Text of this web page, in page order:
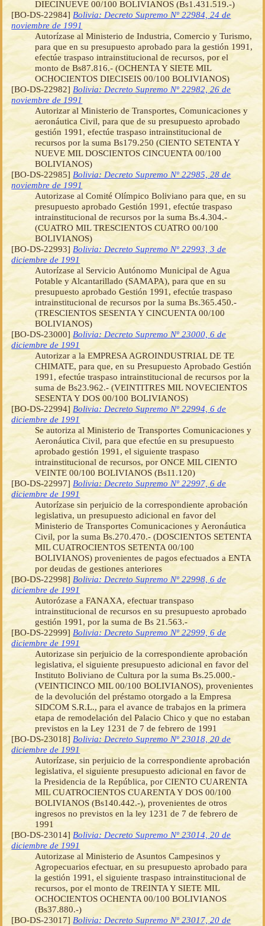
DIECINUEVE 00/100 BOLIVIANOS (Bs1.431.519.-)
[BO-DS-22984] Bolivia: Decreto Supremo Nº 22984, 24 de
noviembre de 1991
Autorízase al Ministerio de Industria, Comercio y Turismo,
para que en su presupuesto aprobado para la gestión 1991,
efectúe traspaso intrainstitucional de recursos, por el
monto de Bs87.816.- (OCHENTA Y SIETE MIL
OCHOCIENTOS DIECISEIS 00/100 BOLIVIANOS)
[BO-DS-22982] Bolivia: Decreto Supremo Nº 22982, 26 de
noviembre de 1991
Autorizar al Ministerio de Transportes, Comunicaciones y
aeronáutica Civil, para que de su presupuesto aprobado
gestión 1991, efectúe traspaso intrainstitucional de
recursos por la suma Bs179.250 (CIENTO SETENTA Y
NUEVE MIL DOSCIENTOS CINCUENTA 00/100
BOLIVIANOS)
[BO-DS-22985] Bolivia: Decreto Supremo Nº 22985, 28 de
noviembre de 1991
Autorizase al Comité Olímpico Boliviano para que, en su
presupuesto aprobado Gestión 1991, efectúe traspaso
intrainstitucional de recursos por la suma Bs.4.304.-
(CUATRO MIL TRESCIENTOS CUATRO 00/100
BOLIVIANOS)
[BO-DS-22993] Bolivia: Decreto Supremo Nº 22993, 3 de
diciembre de 1991
Autorízase al Servicio Autónomo Municipal de Agua
Potable y Alcantarillado (SAMAPA), para que en su
presupuesto aprobado Gestión 1991, efectúe traspaso
intrainstitucional de recursos por la suma Bs.365.450.-
(TRESCIENTOS SESENTA Y CINCUENTA 00/100
BOLIVIANOS)
[BO-DS-23000]Bolivia: Decreto Supremo Nº 23000, 6 de
diciembre de 1991
Autorizar a la EMPRESA AGROINDUSTRIAL DE TE
CHIMATE, para que, en su Presupuesto Aprobado Gestión
1991, efectúe traspaso intrainstitucional de recursos por la
suma de Bs23.962.- (VEINTITRES MIL NOVECIENTOS
SESENTA Y DOS 00/100 BOLIVIANOS)
[BO-DS-22994] Bolivia: Decreto Supremo Nº 22994, 6 de
diciembre de 1991
Se autoriza al Ministerio de Transportes Comunicaciones y
Aeronáutica Civil, para que efectúe en su presupuesto
aprobado gestión 1991, el siguiente traspaso
intrainstitucional de recursos, por ONCE MIL CIENTO
VEINTE 00/100 BOLIVIANOS (Bs11.120)
[BO-DS-22997] Bolivia: Decreto Supremo Nº 22997, 6 de
diciembre de 1991
Autorízase sin perjuicio de la correspondiente aprobación
legislativa, un presupuesto adicional en favor del
Ministerio de Transportes Comunicaciones y Aeronáutica
Civil, por la suma Bs.270.470.- (DOSCIENTOS SETENTA
MIL CUATROCIENTOS SETENTA 00/100
BOLIVIANOS) provenientes de pagos efectuados a ENTA
por deudas de gestiones anteriores
[BO-DS-22998] Bolivia: Decreto Supremo Nº 22998, 6 de
diciembre de 1991
Autorózase a FANAXA, efectuar transpaso
intrainstitucional de recursos en su presupuesto aprobado
gestión 1991, por la suma de Bs 21.563.-
[BO-DS-22999] Bolivia: Decreto Supremo Nº 22999, 6 de
diciembre de 1991
Autorizase sin perjuicio de la correspondiente aprobación
legislativa, el siguiente presupuesto adicional en favor del
Instituto Boliviano de Cultura por la suma Bs.25.000.-
(VEINTICINCO MIL 00/100 BOLIVIANOS), provenientes
de la devolución del préstamo otorgado a la Empresa
SIDCOM S.R.L., para el avance de trabajos en la primera
etapa de remodelación del Palacio Chico y que no estaban
previstos en la Ley 1231 de 7 de febrero de 1991
[BO-DS-23018] Bolivia: Decreto Supremo Nº 23018, 20 de
diciembre de 1991
Autorízase, sin perjuicio de la correspondiente aprobación
legislativa, el siguiente presupuesto adicional en favor de
la Presidencia de la República, por CIENTO CUARENTA
MIL CUATROCIENTOS CUARENTA Y DOS 00/100
BOLIVIANOS (Bs140.442.-), provenientes de otros
ingresos no previstos en la ley 1231 de 7 de febrero de
1991
[BO-DS-23014] Bolivia: Decreto Supremo Nº 23014, 20 de
diciembre de 1991
Autorizase al Ministerio de Asuntos Campesinos y
Agropecuarios efectuar, en su presupuesto aprobado para
la gestión 1991, el siguiente traspaso intrainstitucional de
recursos, por el monto de TREINTA Y SIETE MIL
OCHOCIENTOS OCHENTA 00/100 BOLIVIANOS
(Bs37.880.-)
[BO-DS-23017] Bolivia: Decreto Supremo Nº 23017, 20 de